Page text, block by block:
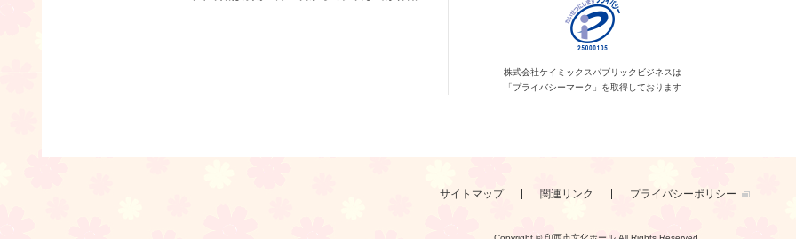
株式会社ケイミックス パブリックビジネスは
「プライバシーマーク」を取得しております
サイトマップ 関連リンク プライバシーポリシー